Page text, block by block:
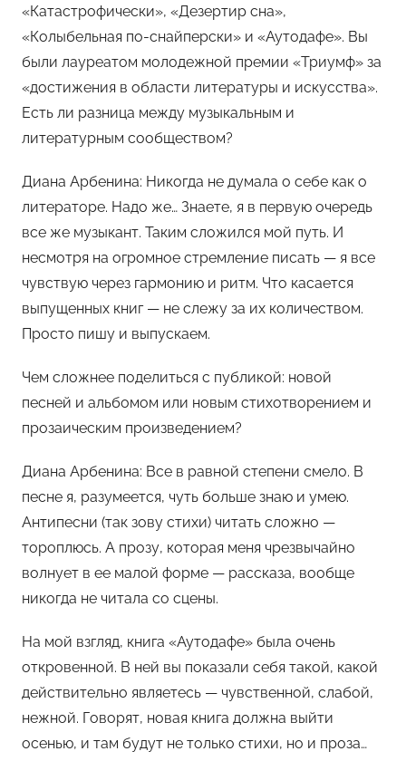
«Катастрофически», «Дезертир сна»,
«Колыбельная по-снайперски» и «Аутодафе». Вы
были лауреатом молодежной премии «Триумф» за
«достижения в области литературы и искусства».
Есть ли разница между музыкальным и
литературным сообществом?
Диана Арбенина: Никогда не думала о себе как о
литераторе. Надо же… Знаете, я в первую очередь
все же музыкант. Таким сложился мой путь. И
несмотря на огромное стремление писать — я все
чувствую через гармонию и ритм. Что касается
выпущенных книг — не слежу за их количеством.
Просто пишу и выпускаем.
Чем сложнее поделиться с публикой: новой
песней и альбомом или новым стихотворением и
прозаическим произведением?
Диана Арбенина: Все в равной степени смело. В
песне я, разумеется, чуть больше знаю и умею.
Антипесни (так зову стихи) читать сложно —
тороплюсь. А прозу, которая меня чрезвычайно
волнует в ее малой форме — рассказа, вообще
никогда не читала со сцены.
На мой взгляд, книга «Аутодафе» была очень
откровенной. В ней вы показали себя такой, какой
действительно являетесь — чувственной, слабой,
нежной. Говорят, новая книга должна выйти
осенью, и там будут не только стихи, но и проза…